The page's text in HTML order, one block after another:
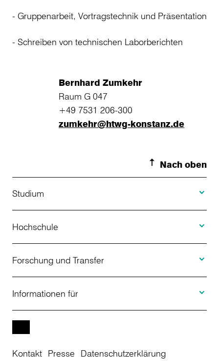
- Gruppenarbeit, Vortragstechnik und Präsentation
- Schreiben von technischen Laborberichten
Bernhard Zumkehr
Raum G 047
+49 7531 206-300
zumkehr@htwg-konstanz.de
Nach oben
Studium
Studienangebot
Bewerbung
Studienberatung
Weiterbildung
Studienkolleg
Hochschule
Über uns
Aktuelles
Einrichtungen
Forschung und Transfer
Projekte
Informationen für
Kontakt Presse Datenschutzerklärung